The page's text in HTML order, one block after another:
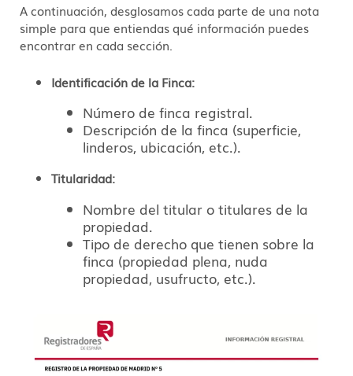
A continuación, desglosamos cada parte de una nota
simple para que entiendas qué información puedes
encontrar en cada sección.
Identificación de la Finca:
Número de finca registral.
Descripción de la finca (superficie,
linderos, ubicación, etc.).
Titularidad:
Nombre del titular o titulares de la
propiedad.
Tipo de derecho que tienen sobre la
finca (propiedad plena, nuda
propiedad, usufructo, etc.).